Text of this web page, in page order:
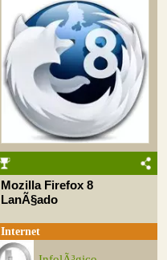
Mozilla Firefox 8
LanÃ§ado
Internet